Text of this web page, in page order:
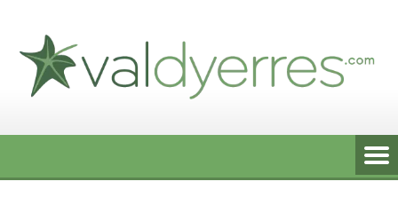
content